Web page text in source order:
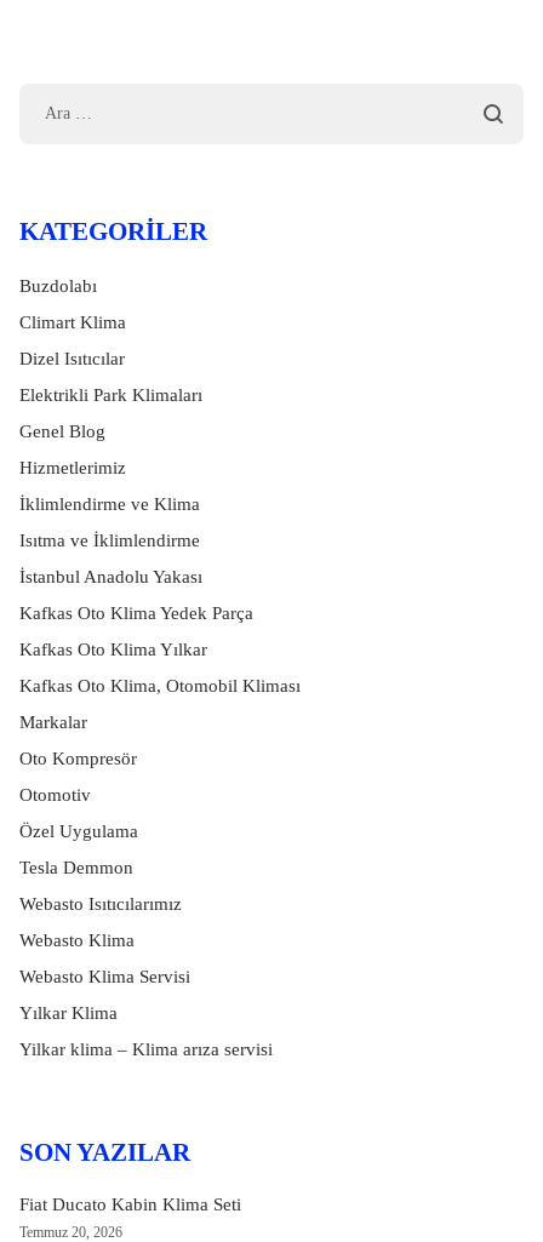
KATEGORILER
Buzdolabı
Climart Klima
Dizel Isıtıcılar
Elektrikli Park Klimaları
Genel Blog
Hizmetlerimiz
İklimlendirme ve Klima
Isıtma ve İklimlendirme
İstanbul Anadolu Yakası
Kafkas Oto Klima Yedek Parça
Kafkas Oto Klima Yılkar
Kafkas Oto Klima, Otomobil Kliması
Markalar
Oto Kompresör
Otomotiv
Özel Uygulama
Tesla Demmon
Webasto Isıtıcılarımız
Webasto Klima
Webasto Klima Servisi
Yılkar Klima
Yilkar klima – Klima arıza servisi
SON YAZILAR
Fiat Ducato Kabin Klima Seti
Temmuz 20, 2026